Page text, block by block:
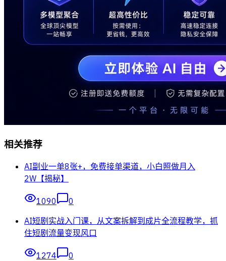
相关推荐
AI副业一单8张+，免费接单渠道，小白照做月入
2W【揭秘】
1090
0
AI短剧实战入门课，从文案拆解到成片全流程教学，抓
住短剧流量变现风口
1274
0